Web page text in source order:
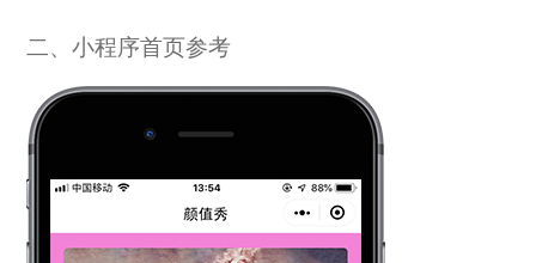
二、小程序首页参考